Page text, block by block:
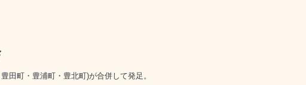
田町・豊浦町・豊北町)が合併して発足。